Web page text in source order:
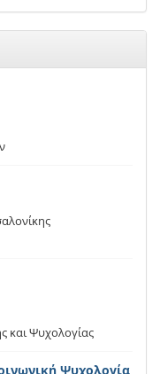
και Ψυχολογίας
Ψυχολογία